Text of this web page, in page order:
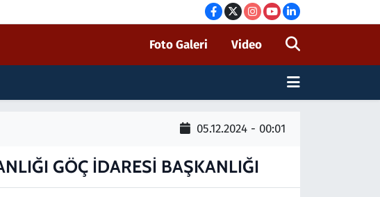
Foto Galeri Video
05.12.2024 - 00:01
GÖÇ İDARESİ BAŞKANLIĞI